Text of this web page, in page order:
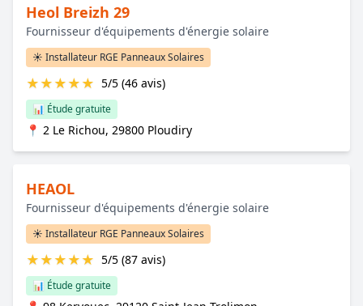
Heol Breizh 29
Fournisseur d'équipements d'énergie solaire
☀️ Installateur RGE Panneaux Solaires
★★★★★ 5/5 (46 avis)
📊 Étude gratuite
📍 2 Le Richou, 29800 Ploudiry
HEAOL
Fournisseur d'équipements d'énergie solaire
☀️ Installateur RGE Panneaux Solaires
★★★★★ 5/5 (87 avis)
📊 Étude gratuite